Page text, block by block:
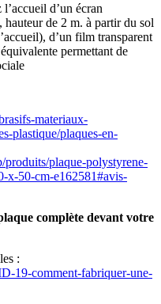
d’un écran
de 2 m. à partir du sol
d’un film transparent
permettant de
materiaux-
plastique/plaques-en-
plaque-polystyrene-
x-50-cm-e162581#avis-
complète devant votre
:
19-comment-fabriquer-une-